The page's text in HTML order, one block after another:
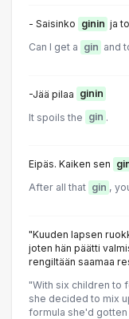
- Saisinko ginin ja
Can I get a gin and
-Jää pilaa ginin
It spoils the gin .
Eipäs. Kaiken sen
After all that gin ,
"Kuuden lapsen
joten hän päätti
rengiltään saamaa
"With six children to
she decided to mix
formula she'd